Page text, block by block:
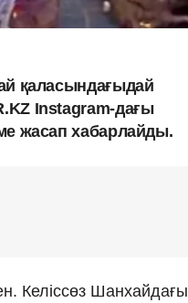
қаласындағыдай
Instagram-дағы
жасап хабарлайды.
Келіссөз Шанхайдағы